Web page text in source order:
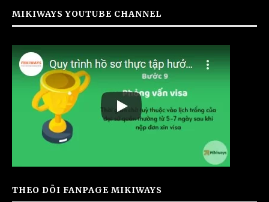
MIKIWAYS YOUTUBE CHANNEL
THEO DÕI FANPAGE MIKIWAYS